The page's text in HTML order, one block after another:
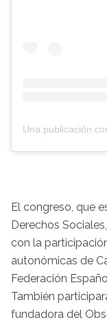
El congreso, que
Derechos
con la
autonómicas de
Federación
También
fundadora del